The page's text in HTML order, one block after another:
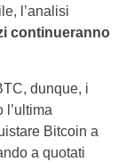
l’analisi
continueranno
dunque, i
l’ultima
Bitcoin a
a quotati